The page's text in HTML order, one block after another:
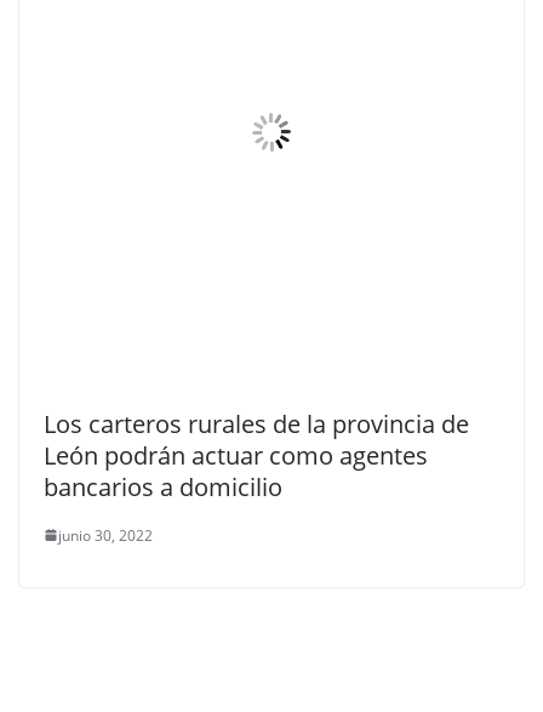
Los carteros rurales de la provincia de
León podrán actuar como agentes
bancarios a domicilio
junio 30, 2022